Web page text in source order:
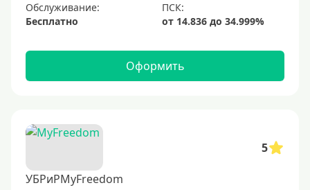
Обслуживание:
Бесплатно
Оформить
5
УБРиРMyFreedom